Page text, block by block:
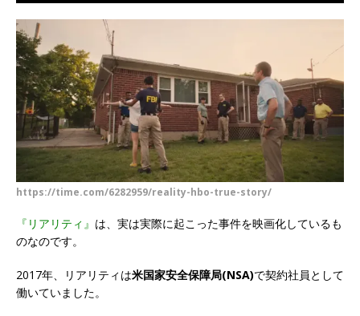
https://time.com/6282959/reality-hbo-true-story/
『リアリティ』 は、実は実際に起こった事件を映画化しているも
のなのです。
2017年、リアリティは米国家安全保障局(NSA)で契約社員として
働いていました。